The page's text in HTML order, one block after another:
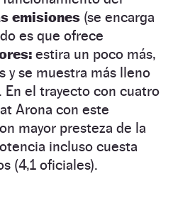
emisiones (se encarga
es que ofrece
estira un poco más,
y se muestra más lleno
el trayecto con cuatro
Arona con este
mayor presteza de la
incluso cuesta
(4,1 oficiales).